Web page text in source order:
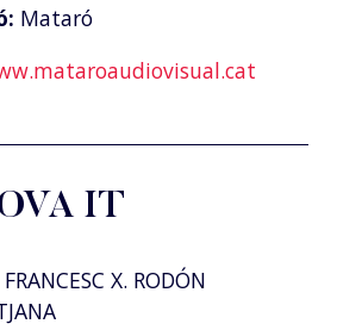
Mataró
IT
FRANCESC X. RODÓN